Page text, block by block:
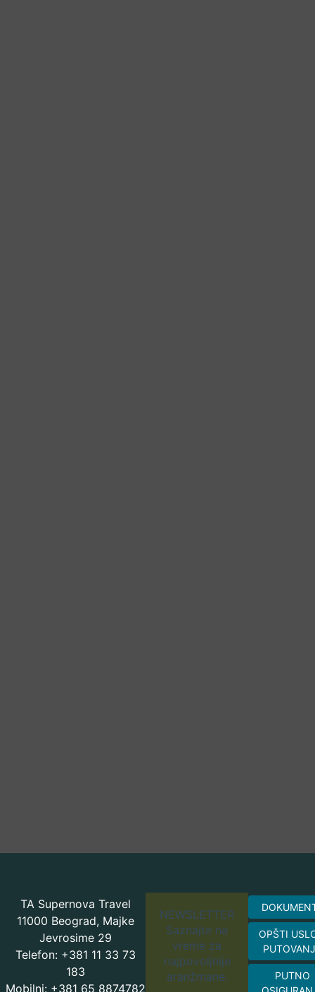
TA Supernova Travel
11000 Beograd, Majke
Jevrosime 29
Telefon: +381 11 33 73
183
Mobilni: +381 65 8874782
NEWSLETTER
Saznajte na
vreme za
najpovoljnije
aranžmane.
OPŠTI
PUTNO